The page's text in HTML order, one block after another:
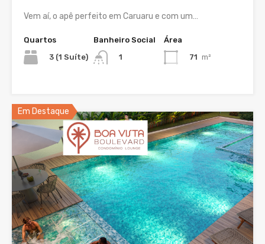
Vem aí, o apê perfeito em Caruaru e com um…
Quartos
3 (1 Suíte)
Banheiro Social
1
Área
71 m²
Em Destaque